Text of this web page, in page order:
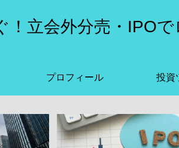
！立会外分売・IPO
プロフィール 投資